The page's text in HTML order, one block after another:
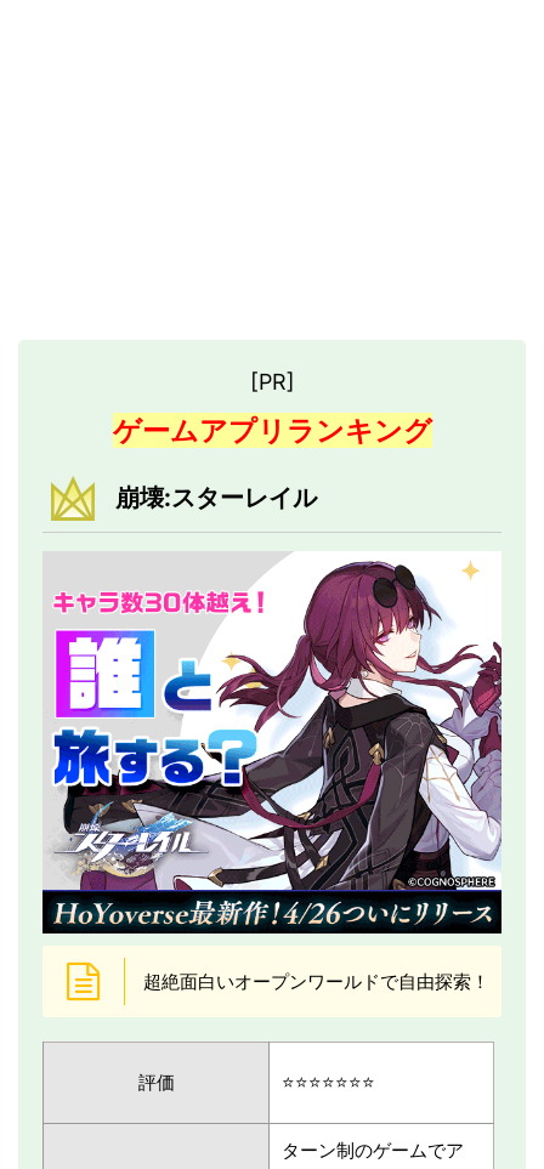
[PR]
ゲームアプリランキング
崩壊:スターレイル
超絶面白いオープンワールドで自由探索！
評価 ⭐️⭐️⭐️⭐️⭐️⭐️⭐️
ターン制のゲームでア